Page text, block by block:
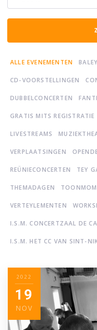
ALLE EVENEMENTEN
CD-VOORSTELLINGEN
DUBBELCONCERTEN
GRATIS MITS REGISTRATIE
LIVESTREAMS
VERPLAATSINGEN
REÜNIECONCERTEN TEY
THEMADAGEN
VERTEYLEMENTEN
I.S.M. CONCERTZAAL DE
I.S.M. HET CC VAN SINT-
2022
19
NOV